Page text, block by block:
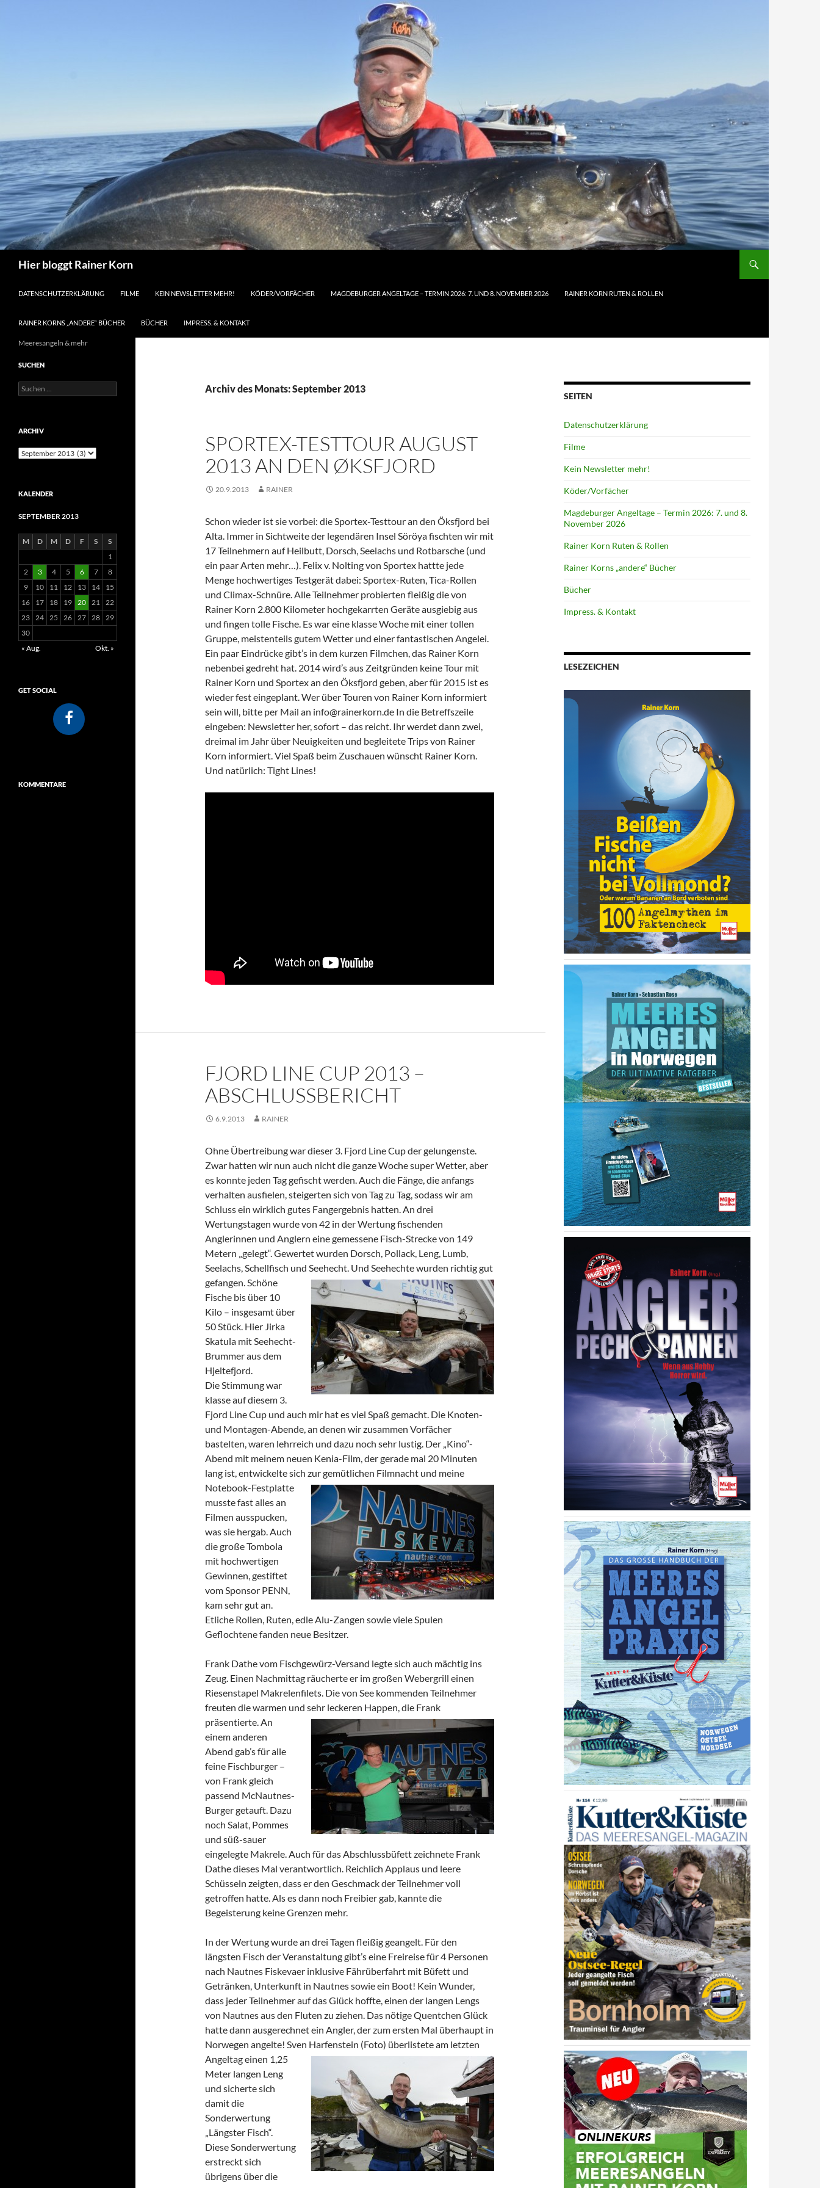
Hier bloggt Rainer Korn
DATENSCHUTZERKLÄRUNG FILME KEIN NEWSLETTER MEHR! KÖDER/VORFÄCHER MAGDEBURGER ANGELTAGE – TERMIN 2026: 7. UND 8. NOVEMBER 2026 RAINER KORN RUTEN & ROLLEN
RAINER KORNS „ANDERE“ BÜCHER BÜCHER IMPRESS. & KONTAKT
Archiv des Monats: September 2013
SPORTEX-TESTTOUR AUGUST
2013 AN DEN ØKSFJORD
20.9.2013 RAINER
Schon wieder ist sie vorbei: die Sportex-Testtour an den Öksfjord bei
Alta. Immer in Sichtweite der legendären Insel Söröya fischten wir mit
17 Teilnehmern auf Heilbutt, Dorsch, Seelachs und Rotbarsche (und
ein paar Arten mehr…). Felix v. Nolting von Sportex hattte jede
Menge hochwertiges Testgerät dabei: Sportex-Ruten, Tica-Rollen
und Climax-Schnüre. Alle Teilnehmer probierten fleißig die von
Rainer Korn 2.800 Kilometer hochgekarrten Geräte ausgiebig aus
und fingen tolle Fische. Es war eine klasse Woche mit einer tollen
Gruppe, meistenteils gutem Wetter und einer fantastischen Angelei.
Ein paar Eindrücke gibt’s in dem kurzen Filmchen, das Rainer Korn
nebenbei gedreht hat. 2014 wird’s aus Zeitgründen keine Tour mit
Rainer Korn und Sportex an den Öksfjord geben, aber für 2015 ist es
wieder fest eingeplant. Wer über Touren von Rainer Korn informiert
sein will, bitte per Mail an info@rainerkorn.de In die Betreffszeile
eingeben: Newsletter her, sofort – das reicht. Ihr werdet dann zwei,
dreimal im Jahr über Neuigkeiten und begleitete Trips von Rainer
Korn informiert. Viel Spaß beim Zuschauen wünscht Rainer Korn.
Und natürlich: Tight Lines!
FJORD LINE CUP 2013 –
ABSCHLUSSBERICHT
6.9.2013 RAINER
Ohne Übertreibung war dieser 3. Fjord Line Cup der gelungenste.
Zwar hatten wir nun auch nicht die ganze Woche super Wetter, aber
es konnte jeden Tag gefischt werden. Auch die Fänge, die anfangs
verhalten ausfielen, steigerten sich von Tag zu Tag, sodass wir am
Schluss ein wirklich gutes Fangergebnis hatten. An drei
Wertungstagen wurde von 42 in der Wertung fischenden
Anglerinnen und Anglern eine gemessene Fisch-Strecke von 149
Metern „gelegt“. Gewertet wurden Dorsch, Pollack, Leng, Lumb,
Seelachs, Schellfisch und Seehecht. Und Seehechte wurden richtig gut
gefangen. Schöne
Fische bis über 10
Kilo – insgesamt über
50 Stück. Hier Jirka
Skatula mit Seehecht-
Brummer aus dem
Hjeltefjord.
Die Stimmung war
klasse auf diesem 3.
Fjord Line Cup und auch mir hat es viel Spaß gemacht. Die Knoten-
und Montagen-Abende, an denen wir zusammen Vorfächer
bastelten, waren lehrreich und dazu noch sehr lustig. Der „Kino“-
Abend mit meinem neuen Kenia-Film, der gerade mal 20 Minuten
lang ist, entwickelte sich zur gemütlichen Filmnacht und meine
Notebook-Festplatte
musste fast alles an
Filmen ausspucken,
was sie hergab. Auch
die große Tombola
mit hochwertigen
Gewinnen, gestiftet
vom Sponsor PENN,
kam sehr gut an.
Etliche Rollen, Ruten, edle Alu-Zangen sowie viele Spulen
Geflochtene fanden neue Besitzer.
Frank Dathe vom Fischgewürz-Versand legte sich auch mächtig ins
Zeug. Einen Nachmittag räucherte er im großen Webergrill einen
Riesenstapel Makrelenfilets. Die von See kommenden Teilnehmer
freuten die warmen und sehr leckeren Happen, die Frank
präsentierte.An
einem anderen
Abend gab’s für alle
feine Fischburger –
von Frank gleich
passend McNautnes-
Burger getauft. Dazu
noch Salat, Pommes
und süß-sauer
eingelegte Makrele. Auch für das Abschlussbüfett zeichnete Frank
Dathe dieses Mal verantwortlich. Reichlich Applaus und leere
Schüsseln zeigten, dass er den Geschmack der Teilnehmer voll
getroffen hatte. Als es dann noch Freibier gab, kannte die
Begeisterung keine Grenzen mehr.
In der Wertung wurde an drei Tagen fleißig geangelt. Für den
längsten Fisch der Veranstaltung gibt’s eine Freireise für 4 Personen
nach Nautnes Fiskevaer inklusive Fährüberfahrt mit Büfett und
Getränken, Unterkunft in Nautnes sowie ein Boot! Kein Wunder,
dass jeder Teilnehmer auf das Glück hoffte, einen der langen Lengs
von Nautnes aus den Fluten zu ziehen. Das nötige Quentchen Glück
hatte dann ausgerechnet ein Angler, der zum ersten Mal überhaupt in
Norwegen angelte! Sven Harfenstein (Foto) überlistete am letzten
Angeltag einen 1,25
Meter langen Leng
und sicherte sich
damit die
Sonderwertung
„Längster Fisch“.
Diese Sonderwertung
erstreckt sich
übrigens über die
SEITEN
Datenschutzerklärung
Filme
Kein Newsletter mehr!
Köder/Vorfächer
Magdeburger Angeltage – Termin 2026: 7. und 8.
November 2026
Rainer Korn Ruten & Rollen
Rainer Korns „andere“ Bücher
Bücher
Impress. & Kontakt
LESEZEICHEN
Meeresangeln & mehr
SUCHEN
Suchen
nach:
ARCHIV
Archiv
KALENDER
SEPTEMBER 2013
M D M D F S
S
1
2
3 4 5 6 7
8
9
10 11 12 13 14
15
16
17 18 19 20 21 22
23 24 25 26 27 28 29
30
« Aug.
Okt. »
GET SOCIAL
KOMMENTARE